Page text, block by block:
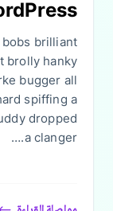
brilliant
brolly hanky
bugger all
spiffing a
dropped
a clanger.…